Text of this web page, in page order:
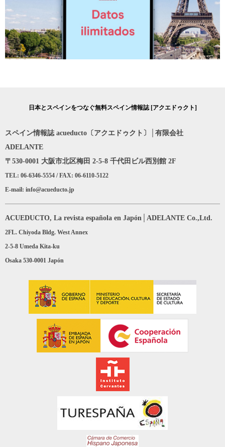
日本とスペインをつなぐ無料スペイン情報誌 [アクエドゥクト]
スペイン情報誌 acueducto〔アクエドゥクト〕│有限会社
ADELANTE
〒530-0001 大阪市北区梅田 2-5-8 千代田ビル西別館 2F
TEL: 06-6346-5554 / FAX: 06-6110-5122
E-mail: info@acueducto.jp
ACUEDUCTO, La revista española en Japón│ADELANTE Co.,Ltd.
2FL. Chiyoda Bldg. West Annex
2-5-8 Umeda Kita-ku
Osaka 530-0001 Japón